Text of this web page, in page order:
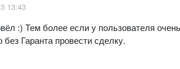
13:43
:) Тем более если у пользователя
Гаранта провести сделку.